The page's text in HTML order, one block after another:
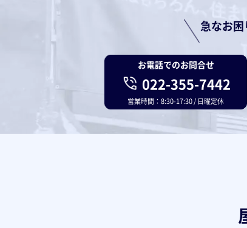
急なお
お電話でのお問合せ
022-355-7442
営業時間：8:30-17:30 / 日曜定休